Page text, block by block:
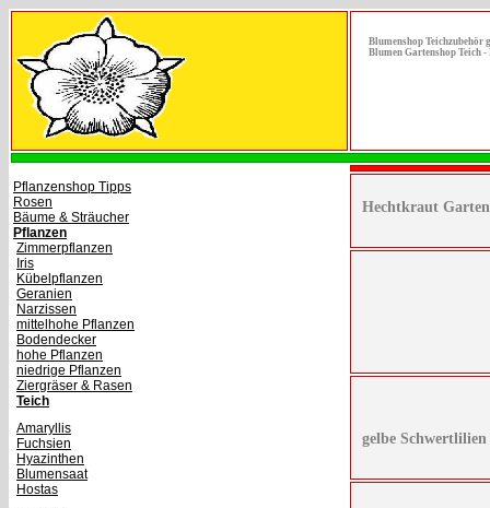
Blumenshop Teichzubehör
Blumen Gartenshop Teich
Pflanzenshop Tipps
Rosen
Bäume & Sträucher
Pflanzen
Zimmerpflanzen
Iris
Kübelpflanzen
Geranien
Narzissen
mittelhohe Pflanzen
Bodendecker
hohe Pflanzen
niedrige Pflanzen
Ziergräser & Rasen
Teich
Amaryllis
Fuchsien
Hyazinthen
Blumensaat
Hostas
Hechtkraut
gelbe